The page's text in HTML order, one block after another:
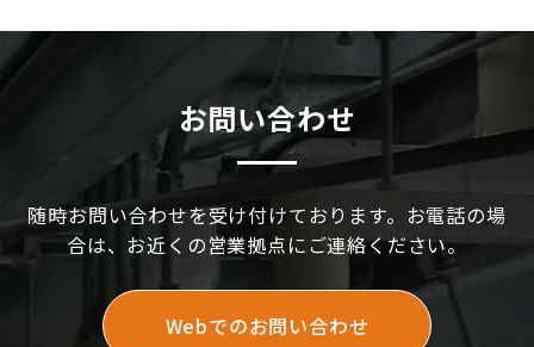
お問い合わせ
随時お問い合わせを受け付けております。お電話の場
合は、お近くの営業拠点にご連絡ください。
Webでのお問い合わせ